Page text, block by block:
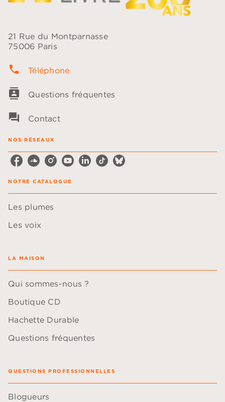
21 Rue du Montparnasse
75006 Paris
phone Téléphone
contacts Questions fréquentes
question_answer Contact
NOS RÉSEAUX
NOTRE CATALOGUE
Les plumes
Les voix
LA MAISON
Qui sommes-nous ?
Boutique CD
Hachette Durable
Questions fréquentes
QUESTIONS PROFESSIONNELLES
Blogueurs